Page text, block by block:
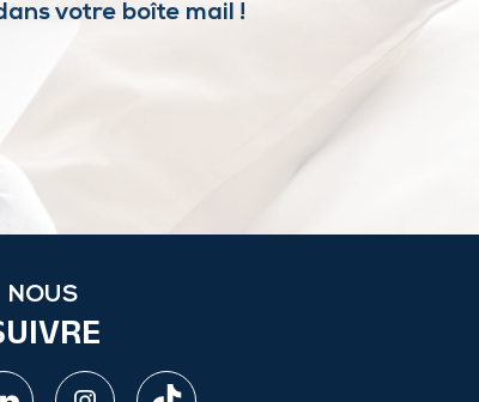
votre boîte mail !
NOUS